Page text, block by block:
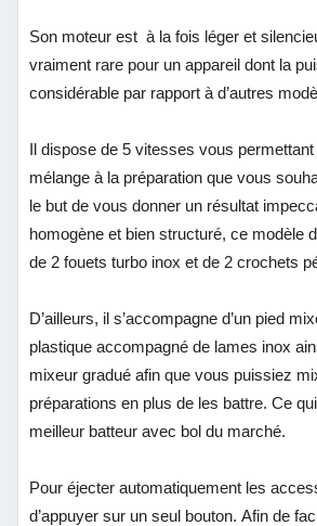
Son moteur est à la fois léger et
vraiment rare pour un appareil dont la
considérable par rapport à d’autres
Il dispose de 5 vitesses vous permettant
mélange à la préparation que vous
le but de vous donner un résultat
homogène et bien structuré, ce modèle
de 2 fouets turbo inox et de 2 crochets
D’ailleurs, il s’accompagne d’un pied
plastique accompagné de lames inox
mixeur gradué afin que vous puissiez
préparations en plus de les battre. Ce
meilleur batteur avec bol du marché.
Pour éjecter automatiquement les
d’appuyer sur un seul bouton. Afin de